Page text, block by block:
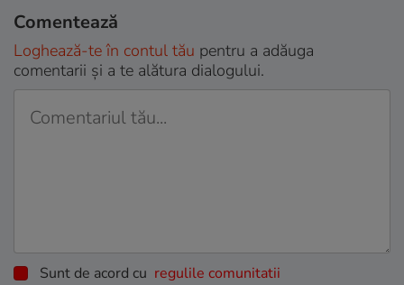
Comentează
Loghează-te în contul tău pentru a adăuga
comentarii și a te alătura dialogului.
Sunt de acord cu regulile comunitatii